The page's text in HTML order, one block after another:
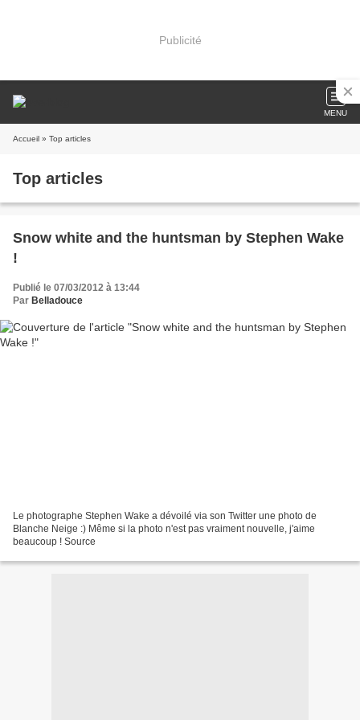
Publicité
MENU
Accueil » Top articles
Top articles
Snow white and the huntsman by Stephen Wake
!
Publié le 07/03/2012 à 13:44
Par Belladouce
Le photographe Stephen Wake a dévoilé via son Twitter une photo de
Blanche Neige :) Même si la photo n'est pas vraiment nouvelle, j'aime
beaucoup ! Source